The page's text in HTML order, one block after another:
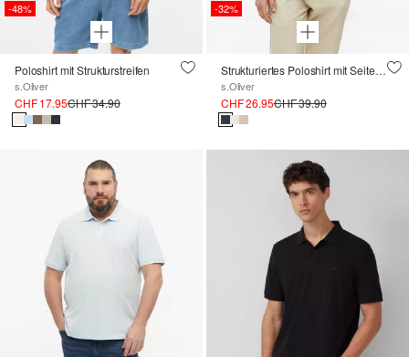
-48%
Poloshirt mit Strukturstreifen
s.Oliver
CHF 17.95CHF 34.90
-32%
Strukturiertes Poloshirt mit Seitenschlitzen
s.Oliver
CHF 26.95CHF 39.90